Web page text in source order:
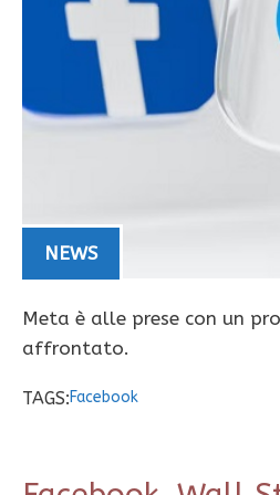
NEWS
Meta è alle prese con un
affrontato.
TAGS:Facebook